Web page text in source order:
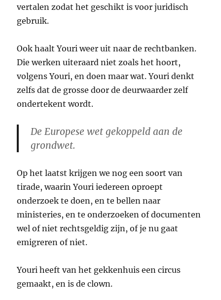
vertalen zodat het geschikt is voor juridisch
gebruik.
Ook haalt Youri weer uit naar de rechtbanken.
Die werken uiteraard niet zoals het hoort,
volgens Youri, en doen maar wat. Youri denkt
zelfs dat de grosse door de deurwaarder zelf
ondertekent wordt.
De Europese wet gekoppeld aan de
grondwet.
Op het laatst krijgen we nog een soort van
tirade, waarin Youri iedereen oproept
onderzoek te doen, en te bellen naar
ministeries, en te onderzoeken of documenten
wel of niet rechtsgeldig zijn, of je nu gaat
emigreren of niet.
Youri heeft van het gekkenhuis een circus
gemaakt, en is de clown.